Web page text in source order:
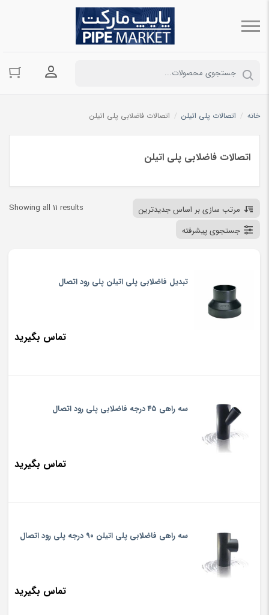
ورود به
خانه / اتصالات پلی اتیلن / اتصالات فاضلابی پلی اتیلن
اتصالات فاضلابی پلی اتیلن
Showing all 11 results
مرتب سازی بر اساس جدیدترین
جستجوی پیشرفته
تبدیل فاضلابی پلی اتیلن پلی رود اتصال
تماس بگیرید
سه راهی ۴۵ درجه فاضلابی پلی رود اتصال
تماس بگیرید
سه راهی فاضلابی پلی اتیلن ۹۰ درجه پلی رود اتصال
تماس بگیرید